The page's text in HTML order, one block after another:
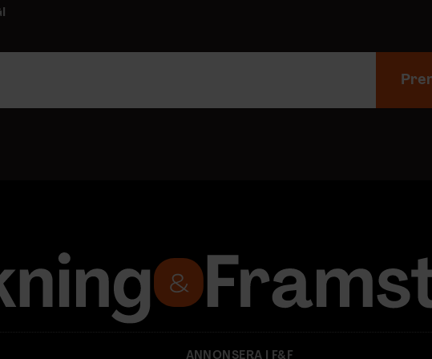
ANNONSERA I F&F